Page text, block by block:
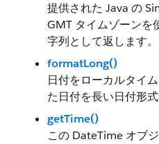
提供された Java の
GMT タイムゾーン
字列として返します。
formatLong()
日付をローカルタイ
た日付を長い日付形式
getTime()
この DateTime オブ